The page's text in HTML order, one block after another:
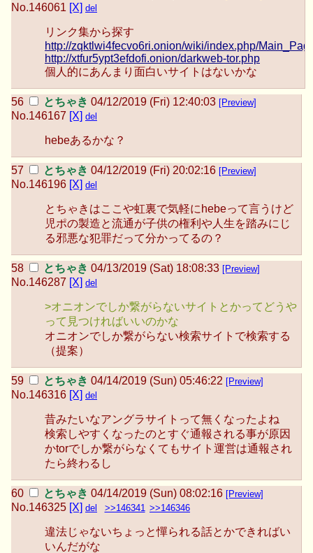
No.146061 [X] del
リンク集から探す
http://zqktlwi4fecvo6ri.onion/wiki/index.php/
http://xtfur5ypt3efdofi.onion/darkweb-tor.php
個人的にあんまり面白いサイトはないかな
とちゃき 04/12/2019 (Fri) 12:40:03 [Preview]
No.146167 [X] del
hebeあるかな？
とちゃき 04/12/2019 (Fri) 20:02:16 [Preview]
No.146196 [X] del
とちゃきはここや虹裏で気軽にhebeって言うけど
児ポの製造と流通が子供の権利や人生を踏みにじ
る邪悪な犯罪だって分かってるの？
とちゃき 04/13/2019 (Sat) 18:08:33 [Preview]
No.146287 [X] del
>オニオンでしか繋がらないサイトとかってどうや
って見つければいいのかな
オニオンでしか繋がらない検索サイトで検索する
（提案）
とちゃき 04/14/2019 (Sun) 05:46:22 [Preview]
No.146316 [X] del
昔みたいなアングラサイトって無くなったよね
検索しやすくなったのとすぐ通報される事が原因
かtorでしか繋がらなくてもサイト運営は通報され
たら終わるし
とちゃき 04/14/2019 (Sun) 08:02:16 [Preview]
No.146325 [X] del >>146341 >>146346
違法じゃないちょっと憚られる話とかできればい
いんだがな